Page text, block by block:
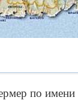
по имени